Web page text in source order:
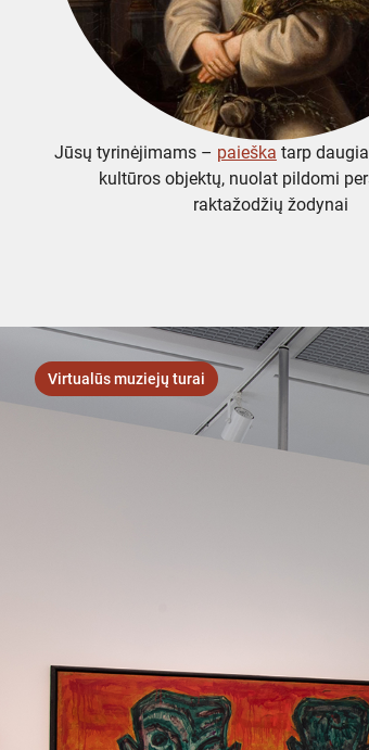
Jūsų tyrinėjimams – paieška tarp
kultūros objektų, nuolat pildomi
raktažodžių žodynai
Virtualūs muziejų turai